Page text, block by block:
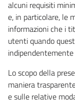
alcuni requisiti
e, in particolare, le
informazioni che i
utenti quando
Lo scopo della
maniera
e sulle relative